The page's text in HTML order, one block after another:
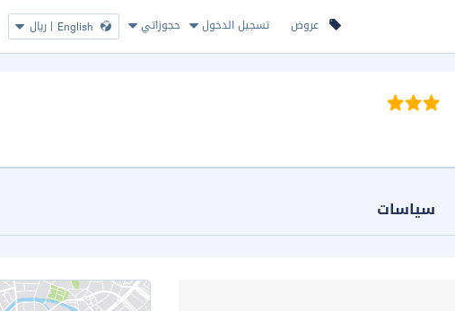
عروض تسجيل الدخول حجوزاتي English
| ريال
سياسات